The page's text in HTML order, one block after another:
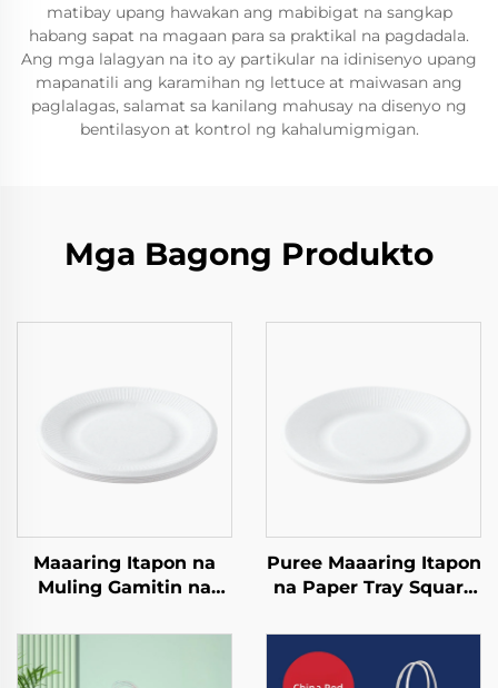
matibay upang hawakan ang mabibigat na sangkap
habang sapat na magaan para sa praktikal na pagdadala.
Ang mga lalagyan na ito ay partikular na idinisenyo upang
mapanatili ang karamihan ng lettuce at maiwasan ang
paglalagas, salamat sa kanilang mahusay na disenyo ng
bentilasyon at kontrol ng kahalumigmigan.
Mga Bagong Produkto
Maaaring Itapon na
Muling Gamitin na
sa Salad Cups Snacks
Sushi Pizza Bread
Puree Maaaring Itapon
na Paper Tray Square
sa Salad Snack Sushi
Sandwich Bread